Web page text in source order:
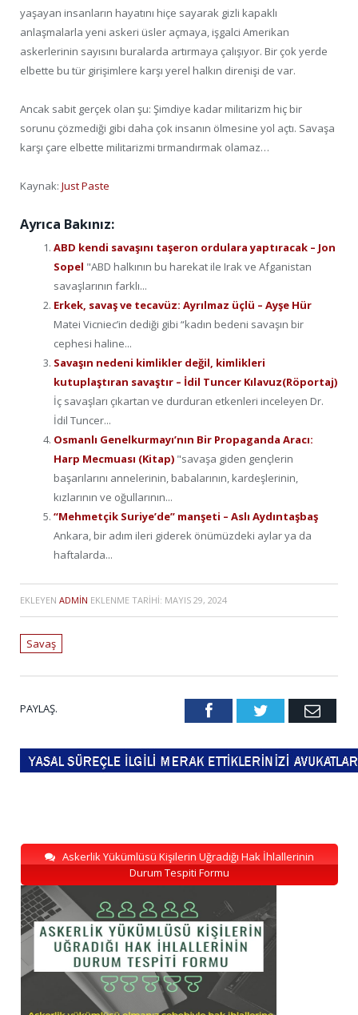
yaşayan insanların hayatını hiçe sayarak gizli kapaklı
anlaşmalarla yeni askeri üsler açmaya, işgalci Amerikan
askerlerinin sayısını buralarda artırmaya çalışıyor. Bir çok yerde
elbette bu tür girişimlere karşı yerel halkın direnişi de var.
Ancak sabit gerçek olan şu: Şimdiye kadar militarizm hiç bir
sorunu çözmediği gibi daha çok insanın ölmesine yol açtı. Savaşa
karşı çare elbette militarizmi tırmandırmak olamaz…
Kaynak: Just Paste
Ayrıca Bakınız:
ABD kendi savaşını taşeron ordulara yaptıracak – Jon
Sopel "ABD halkının bu harekat ile Irak ve Afganistan
savaşlarının farklı...
Erkek, savaş ve tecavüz: Ayrılmaz üçlü – Ayşe Hür
Matei Vicniec’in dediği gibi “kadın bedeni savaşın bir
cephesi haline...
Savaşın nedeni kimlikler değil, kimlikleri
kutuplaştıran savaştır – İdil Tuncer Kılavuz(Röportaj)
İç savaşları çıkartan ve durduran etkenleri inceleyen Dr.
İdil Tuncer...
Osmanlı Genelkurmayı’nın Bir Propaganda Aracı:
Harp Mecmuası (Kitap) "savaşa giden gençlerin
başarılarını annelerinin, babalarının, kardeşlerinin,
kızlarının ve oğullarının...
“Mehmetçik Suriye’de” manşeti – Aslı Aydıntaşbaş
Ankara, bir adım ileri giderek önümüzdeki aylar ya da
haftalarda...
EKLEYEN ADMIN EKLENME TARIHI: MAYIS 29, 2024
Savaş
PAYLAŞ. FacebookTwitter Email
Askerlik Yükümlüsü Kişilerin Uğradığı Hak İhlallerinin
Durum Tespiti Formu